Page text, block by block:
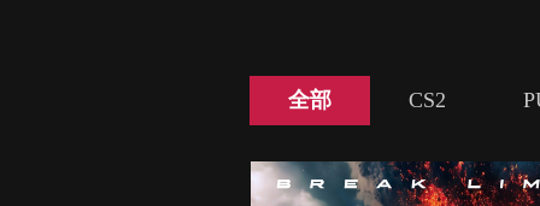
全部 CS2